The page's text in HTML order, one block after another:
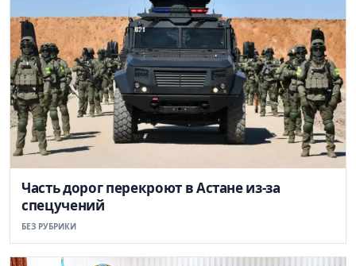
Часть дорог перекроют в Астане из-за
спецучений
БЕЗ РУБРИКИ